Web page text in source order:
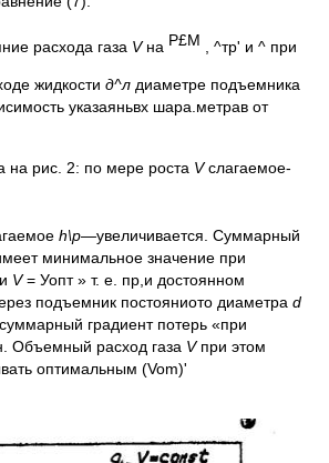
расхода газа Vна P£M , ^тр' и ^ при
жидкости д^л диаметре подъемника
указаяньвх шара.метрав от
на рис. 2: по мере роста Vслагаемое-
h\p—увеличивается. Суммарный
минимальное значение при
V= Уопт » т. е. пр,и достоянном
подъемник постояниото диаметра d
градиент потерь «при
Объем­ный расход газа Vпри этом
опти­мальным (Vom)'